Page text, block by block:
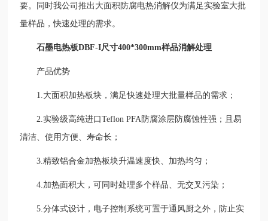
要。
同时我公司推出大面积防腐电热消解仪为满足实验室大批
量样品，快速处理的需求。
石墨电热板DBF-I尺寸400*300mm样品消解处理
产品优势
1.大面积加热板块，满足快速处理大批量样品的需求；
2.实验级高纯进口Teflon PFA防腐涂层防腐蚀性强；且易
清洁、使用方便、寿命长；
3.精致铝合金加热板块升温速度快、加热均匀；
4.加热面积大，可同时处理多个样品、无交叉污染；
5.分体式设计，电子控制系统可置于通风厨之外，防止实